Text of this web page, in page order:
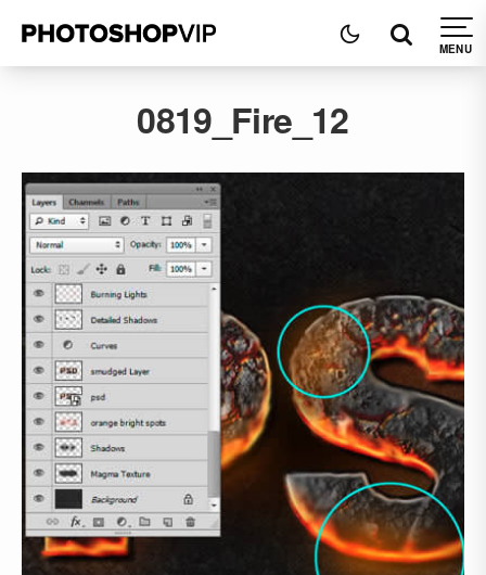
0819_Fire_12